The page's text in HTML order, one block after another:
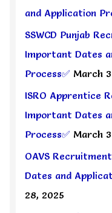
and Application
SSWCD Punjab
Important Dates
Process✅ March
ISRO Apprentice
Important Dates
Process✅ March
OAVS
Dates and
28, 2025